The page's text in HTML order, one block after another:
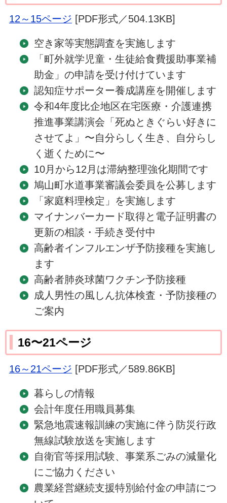
12～15ページ [PDF形式／504.13KB]
空き家等実態調査を実施します
「町外就学児童・生徒給食費援助事業補
助金」の申請を受け付けています
認知症サポーター養成講座を開催します
令和4年度比企地区在宅医療・介護連携
推進事業講演会「死ぬときぐらい好きに
させてよ」〜自分らしく生き、自分らし
く逝くために〜
10月から12月は滞納整理強化期間です
鳩山町水道事業審議会委員を公募します
「家庭料理検定」を実施します
マイナンバーカード取得と電子証明書の
更新の相談・手続き受付中
高齢者インフルエンザ予防接種を実施し
ます
高齢者肺炎球菌ワクチン予防接種
成人男性の風しん抗体検査・予防接種の
ご案内
16〜21ページ
16～21ページ [PDF形式／589.86KB]
暮らしの情報
会計年度任用職員募集
緊急地震速報訓練の実施に伴う防災行政
無線試験放送を実施します
自衛官等採用試験、事業系ごみの減量化
にご協力ください
農業経営継続支援特別給付金の申請につ